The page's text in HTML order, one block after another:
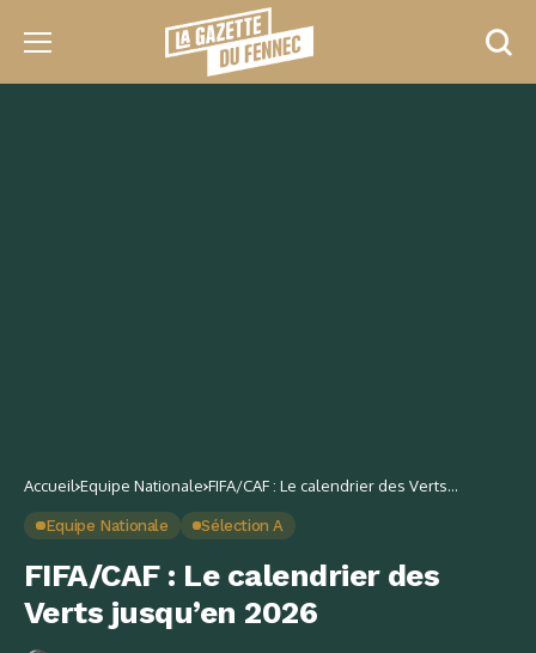
Accueil Equipe Nationale FIFA/CAF : Le calendrier des Verts
Equipe Nationale Sélection A
FIFA/CAF : Le calendrier des
Verts jusqu’en 2026